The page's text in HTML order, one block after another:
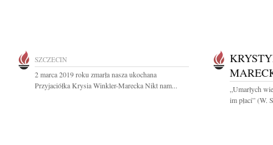
SZCZECIN
2 marca 2019 roku zmarła nasza ukochana
Przyjaciółka Krysia Winkler-Marecka Nikt nam...
„Umarłych
im płaci” (W.